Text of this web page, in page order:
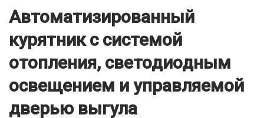
Автоматизированный
курятник с системой
отопления, светодиодным
освещением и управляемой
дверью выгула